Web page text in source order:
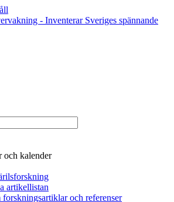
och kalender
artikellistan
forskningsartiklar och referenser